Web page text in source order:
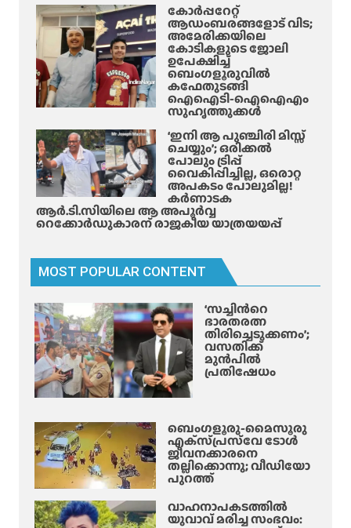
ളം
യാ
ത്ര
ർ
ക്ക്
പ
രു
ക്ക്
കോർപ്പറേറ്റ്
ആഡംബരങ്ങളോട് വിട;
അമേരിക്കയിലെ
കോടികളുടെ ജോലി
ഉപേക്ഷിച്ച്
ബെംഗളൂരുവിൽ
കഫേതുടങ്ങി
ഐഐടി-ഐഐഎം
സുഹൃത്തുക്കൾ
‘ഇനി ആ പുഞ്ചിരി മിസ്സ്
ചെയ്യും’; ഒരിക്കൽ
പോലും ട്രിപ്പ്
വൈകിപ്പിച്ചില്ല, ഒരൊറ്റ
അപകടം പോലുമില്ല!
കർണാടക
ആർ.ടി.സിയിലെ ആ അപൂർവ്വ
റെക്കോർഡുകാരന് രാജകീയ യാത്രയയപ്പ്
MOST POPULAR CONTENT
‘സച്ചിന്‍റെ
ഭാരതരത്ന
തിരിച്ചെടുക്കണം’;
വസതിക്ക്
മുൻപിൽ
പ്രതിഷേധം
ബെംഗളൂരു-മൈസൂരു
എക്‌സ്‌പ്രസ്‌വേ ടോൾ
ജീവനക്കാരനെ
തല്ലിക്കൊന്നു; വീഡിയോ
പുറത്ത്
വാഹനാപകടത്തിൽ
യുവാവ് മരിച്ച സംഭവം: